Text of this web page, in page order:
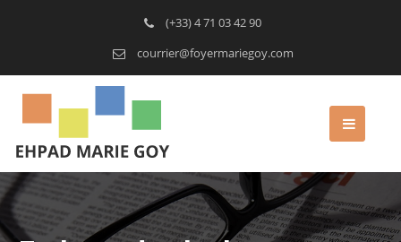
(+33) 4 71 03 42 90
courrier@foyermariegoy.com